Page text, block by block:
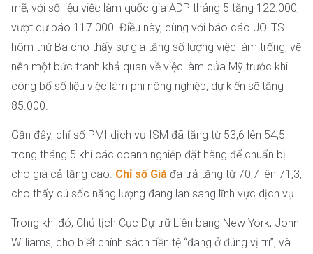
mẽ, với số liệu việc làm quốc gia ADP tháng 5 tăng 122.000,
vượt dự báo 117.000. Điều này, cùng với báo cáo JOLTS
hôm thứ Ba cho thấy sự gia tăng số lượng việc làm trống, vẽ
nên một bức tranh khả quan về việc làm của Mỹ trước khi
công bố số liệu việc làm phi nông nghiệp, dự kiến ​​sẽ tăng
85.000.
Gần đây, chỉ số PMI dịch vụ ISM đã tăng từ 53,6 lên 54,5
trong tháng 5 khi các doanh nghiệp đặt hàng để chuẩn bị
cho giá cả tăng cao. Chỉ số Giá đã trả tăng từ 70,7 lên 71,3,
cho thấy cú sốc năng lượng đang lan sang lĩnh vực dịch vụ.
Trong khi đó, Chủ tịch Cục Dự trữ Liên bang New York, John
Williams, cho biết chính sách tiền tệ “đang ở đúng vị trí”, và